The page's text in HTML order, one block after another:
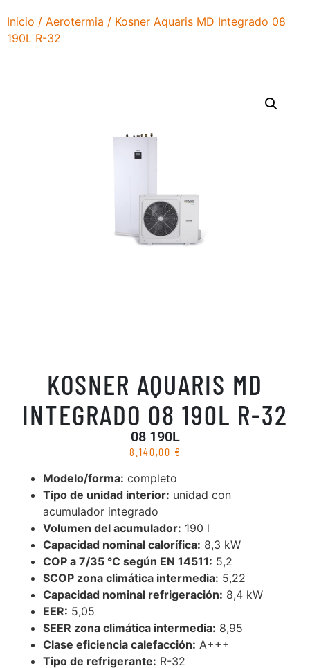
Inicio / Aerotermia / Kosner Aquaris MD Integrado 08
190L R-32
KOSNER AQUARIS MD
INTEGRADO 08 190L R-32
08 190L
8.140,00 €
Modelo/forma: completo
Tipo de unidad interior: unidad con
acumulador integrado
Volumen del acumulador: 190 l
Capacidad nominal calorífica: 8,3 kW
COP a 7/35 °C según EN 14511: 5,2
SCOP zona climática intermedia: 5,22
Capacidad nominal refrigeración: 8,4 kW
EER: 5,05
SEER zona climática intermedia: 8,95
Clase eficiencia calefacción: A+++
Tipo de refrigerante: R-32